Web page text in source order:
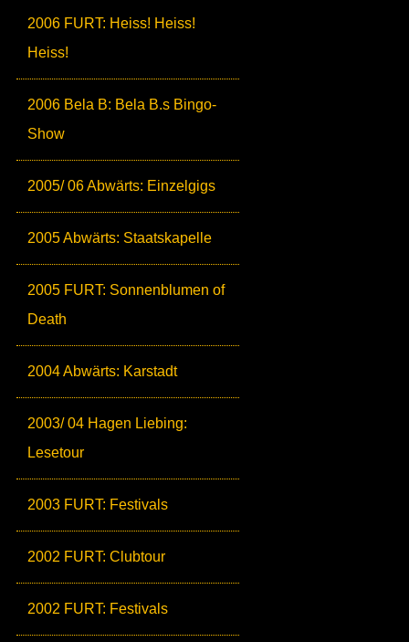
2006 FURT: Heiss! Heiss!
Heiss!
2006 Bela B: Bela B.s Bingo-
Show
2005/ 06 Abwärts: Einzelgigs
2005 Abwärts: Staatskapelle
2005 FURT: Sonnenblumen of
Death
2004 Abwärts: Karstadt
2003/ 04 Hagen Liebing:
Lesetour
2003 FURT: Festivals
2002 FURT: Clubtour
2002 FURT: Festivals